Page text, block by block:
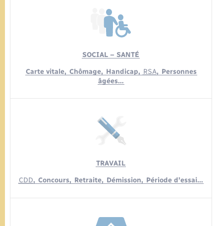
SOCIAL – SANTÉ
Carte vitale, Chômage, Handicap, RSA, Personnes
âgées…
TRAVAIL
CDD, Concours, Retraite, Démission, Période d’essai…